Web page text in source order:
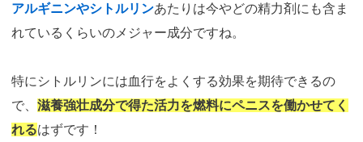
アルギニンやシトルリンあたりは今やどの精力剤にも含ま
れているくらいのメジャー成分ですね。
特にシトルリンには血行をよくする効果を期待できるの
で、 滋養強壮成分で得た活力を燃料にペニスを働かせてく
れるはずです！